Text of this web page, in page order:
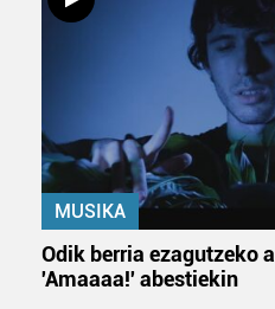
MUSIKA
Odik berria ezagutzeko
'Amaaaa!' abestiekin